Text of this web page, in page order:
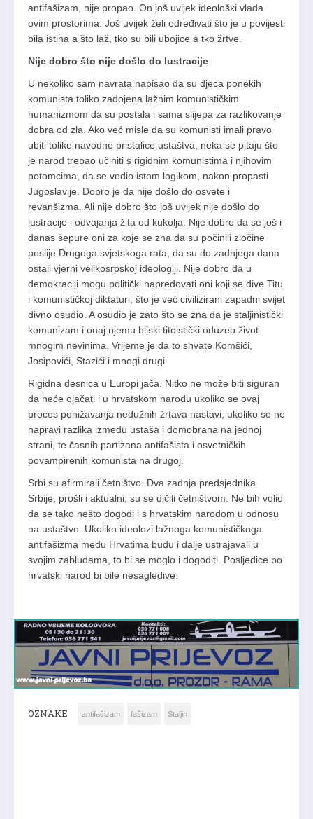
antifašizam, nije propao. On još uvijek ideološki vlada
ovim prostorima. Još uvijek želi određivati što je u povijesti
bila istina a što laž, tko su bili ubojice a tko žrtve.
Nije dobro što nije došlo do lustracije
U nekoliko sam navrata napisao da su djeca ponekih
komunista toliko zadojena lažnim komunističkim
humanizmom da su postala i sama slijepa za razlikovanje
dobra od zla. Ako već misle da su komunisti imali pravo
ubiti tolike navodne pristalice ustaštva, neka se pitaju što
je narod trebao učiniti s rigidnim komunistima i njihovim
potomcima, da se vodio istom logikom, nakon propasti
Jugoslavije. Dobro je da nije došlo do osvete i
revanšizma. Ali nije dobro što još uvijek nije došlo do
lustracije i odvajanja žita od kukolja. Nije dobro da se još i
danas šepure oni za koje se zna da su počinili zločine
poslije Drugoga svjetskoga rata, da su do zadnjega dana
ostali vjerni velikosrpskoj ideologiji. Nije dobro da u
demokraciji mogu politički napredovati oni koji se dive Titu
i komunističkoj diktaturi, što je već civilizirani zapadni svijet
divno osudio. A osudio je zato što se zna da je staljinistički
komunizam i onaj njemu bliski titoistički oduzeo život
mnogim nevinima. Vrijeme je da to shvate Komšići,
Josipovići, Stazići i mnogi drugi.
Rigidna desnica u Europi jača. Nitko ne može biti siguran
da neće ojačati i u hrvatskom narodu ukoliko se ovaj
proces ponižavanja nedužnih žrtava nastavi, ukoliko se ne
napravi razlika između ustaša i domobrana na jednoj
strani, te časnih partizana antifašista i osvetničkih
povampirenih komunista na drugoj.
Srbi su afirmirali četništvo. Dva zadnja predsjednika
Srbije, prošli i aktualni, su se dičili četništvom. Ne bih volio
da se tako nešto dogodi i s hrvatskim narodom u odnosu
na ustaštvo. Ukoliko ideolozi lažnoga komunističkoga
antifašizma među Hrvatima budu i dalje ustrajavali u
svojim zabludama, to bi se moglo i dogoditi. Posljedice po
hrvatski narod bi bile nesagledive.
OZNAKE antifašizam fašizam Staljin